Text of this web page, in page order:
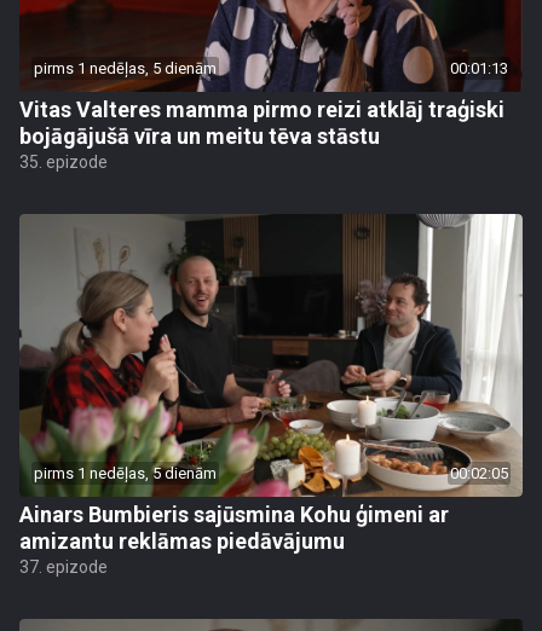
pirms 1 nedēļas, 5 dienām 00:01:13
Vitas Valteres mamma pirmo reizi atklāj traģiski
bojāgājušā vīra un meitu tēva stāstu
35. epizode
pirms 1 nedēļas, 5 dienām 00:02:05
Ainars Bumbieris sajūsmina Kohu ģimeni ar
amizantu reklāmas piedāvājumu
37. epizode